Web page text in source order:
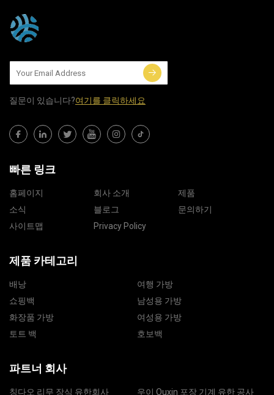
질문이 있습니다?여기를 클릭하세요
빠른 링크
홈페이지 회사 소개
제품
소식
블로그
문의하기
사이트맵
Privacy Policy
제품 카테고리
배낭
여행 가방
쇼핑백
남성용 가방
화장품 가방
여성용 가방
토트 백
호보백
파트너 회사
칭다오 리무 장식 유한회사 우이 Ouxin 포장 기계 유한 공사